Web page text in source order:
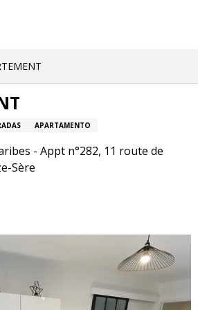
APARTAMENTO
- Appt n°282, 11 route de
Sère